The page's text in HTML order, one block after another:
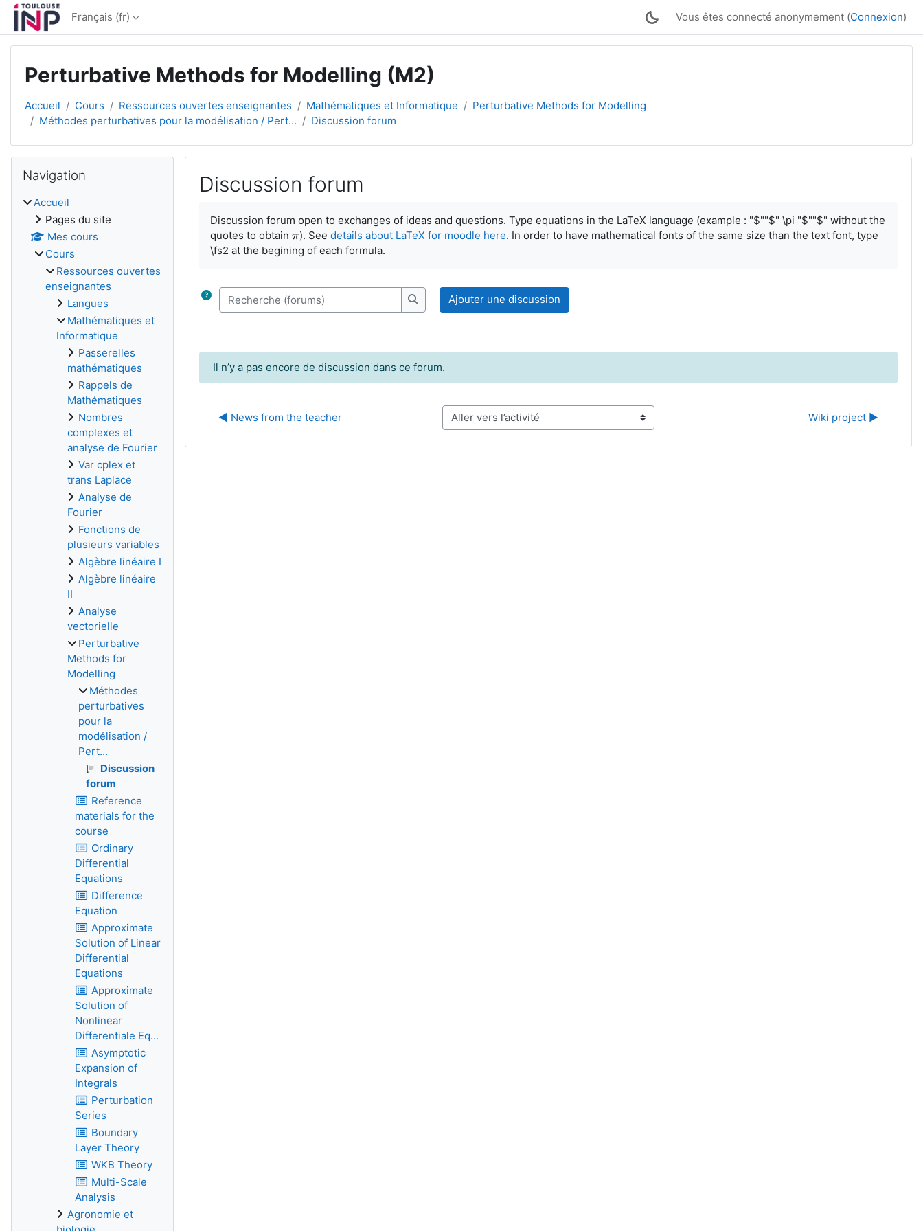
Passer au contenu principal
Français ‎(fr)‎ Vous êtes connecté anonymement (Connexion)
Perturbative Methods for Modelling (M2)
Accueil Cours Ressources ouvertes enseignantes Mathématiques et Informatique
Perturbative Methods for Modelling
Méthodes perturbatives pour la modélisation / Pert...
Discussion forum
Discussion forum
Discussion forum open to exchanges of ideas and questions. Type equations in the LaTeX language (example : "$""$" \pi "$""$" without the
quotes to obtain π
π). See details about LaTeX for moodle here. In order to have mathematical fonts of the same size than the text font, type
\fs2 at the begining of each formula.
Recherche (forums)
Recherche (forums)
Ajouter une discussion
Il n’y a pas encore de discussion dans ce forum.
◀︎ News from the teacher Aller vers l’activité Wiki project ▶︎
Blocs
Navigation
Accueil
Pages du site
Mes cours
Cours
Ressources ouvertes
enseignantes
Langues
Mathématiques et
Informatique
Passerelles
mathématiques
Rappels de
Mathématiques
Nombres
complexes et
analyse de Fourier
Var cplex et
trans Laplace
Analyse de
Fourier
Fonctions de
plusieurs variables
Algèbre linéaire I
Algèbre linéaire
II
Analyse
vectorielle
Perturbative
Methods for
Modelling
Méthodes
perturbatives
pour la
modélisation /
Pert...
Discussion
forum
Reference
materials for the
course
Ordinary
Differential
Equations
Difference
Equation
Approximate
Solution of Linear
Differential
Equations
Approximate
Solution of
Nonlinear
Differentiale Eq...
Asymptotic
Expansion of
Integrals
Perturbation
Series
Boundary
Layer Theory
WKB Theory
Multi-Scale
Analysis
Agronomie et